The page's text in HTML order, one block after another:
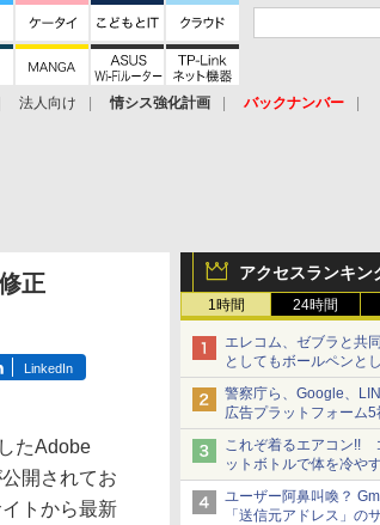
法人向け 情シス強化計画
バックナンバー
アクセスランキン
1時間 24時間
エレコム、ゼブラと共
としてもボールペンと
スツーウェイ」発売
えずに書き込める
警察庁ら、Google、
広告プラットフォーム
広告」対策強化を要請
使った投資詐欺などへ
これぞ着るエアコン!!
ットボトルで体を冷や
ードバイクにちょうど
ど！その14】【空いた
ユーザー阿鼻叫喚？
「送信元アドレス」の
正
LinkedIn
たAdobe
開されてお
トから最新